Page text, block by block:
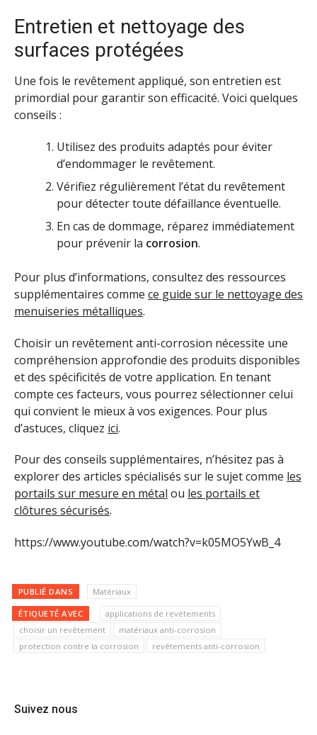
Entretien et nettoyage des
surfaces protégées
Une fois le revêtement appliqué, son entretien est
primordial pour garantir son efficacité. Voici quelques
conseils :
Utilisez des produits adaptés pour éviter
d’endommager le revêtement.
Vérifiez régulièrement l’état du revêtement
pour détecter toute défaillance éventuelle.
En cas de dommage, réparez immédiatement
pour prévenir la corrosion.
Pour plus d’informations, consultez des ressources
supplémentaires comme ce guide sur le nettoyage des
menuiseries métalliques.
Choisir un revêtement anti-corrosion nécessite une
compréhension approfondie des produits disponibles
et des spécificités de votre application. En tenant
compte ces facteurs, vous pourrez sélectionner celui
qui convient le mieux à vos exigences. Pour plus
d’astuces, cliquez ici.
Pour des conseils supplémentaires, n’hésitez pas à
explorer des articles spécialisés sur le sujet comme les
portails sur mesure en métal ou les portails et
clôtures sécurisés.
https://www.youtube.com/watch?v=k05MO5YwB_4
PUBLIÉ DANS Matériaux
ÉTIQUETÉ AVEC
applications de revêtements
choisir un revêtement
matériaux anti-corrosion
protection contre la corrosion
revêtements anti-corrosion
Suivez nous